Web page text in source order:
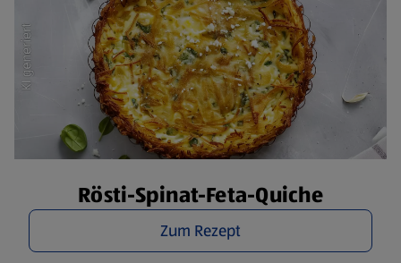
Rösti-Spinat-Feta-Quiche
Zum Rezept